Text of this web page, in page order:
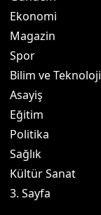
Ekonomi
Magazin
Spor
Bilim ve Teknoloji
Asayiş
Eğitim
Politika
Sağlık
Kültür Sanat
3. Sayfa